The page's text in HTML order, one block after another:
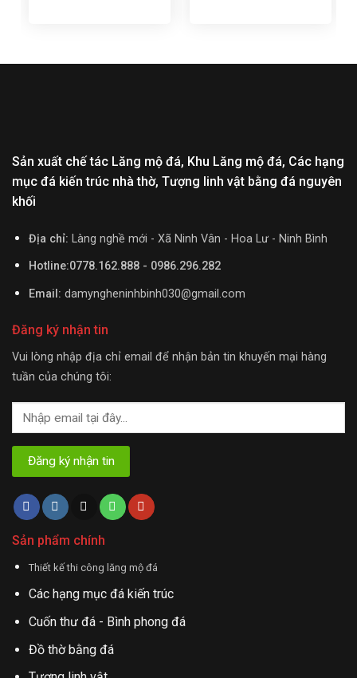
Sản xuất chế tác Lăng mộ đá, Khu Lăng mộ đá, Các hạng
mục đá kiến trúc nhà thờ, Tượng linh vật bằng đá nguyên
khối
Địa chỉ: Làng nghề mới - Xã Ninh Vân - Hoa Lư - Ninh Bình
Hotline:0778.162.888 - 0986.296.282
Email: damyngheninhbinh030@gmail.com
Đăng ký nhận tin
Vui lòng nhập địa chỉ email để nhận bản tin khuyến mại hàng
tuần của chúng tôi:
Sản phẩm chính
Thiết kế thi công lăng mộ đá
Các hạng mục đá kiến trúc
Cuốn thư đá - Bình phong đá
Đồ thờ bằng đá